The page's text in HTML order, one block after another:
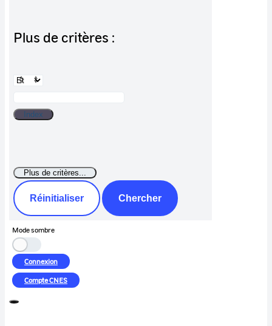
Plus de critères :
Réinitialiser Chercher
Mode sombre
Connexion
CompteCNES